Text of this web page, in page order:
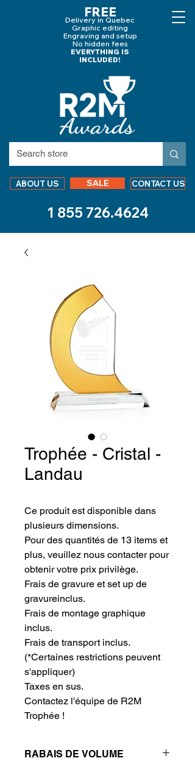
FREE
Delivery in Quebec
Graphic editing
Engraving and setup
No hidden fees
EVERYTHING IS
INCLUDED!
ABOUT US SALE CONTACT US
1 855 726.4624
Trophée - Cristal -
Landau
Ce produit est disponible dans
plusieurs dimensions.
Pour des quantités de 13 items et
plus, veuillez nous contacter pour
obtenir votre prix privilège.
Frais de gravure et set up de
gravureinclus.
Frais de montage graphique
inclus.
Frais de transport inclus.
(*Certaines restrictions peuvent
s'appliquer)
Taxes en sus.
Contactez l'équipe de R2M
Trophée !
RABAIS DE VOLUME